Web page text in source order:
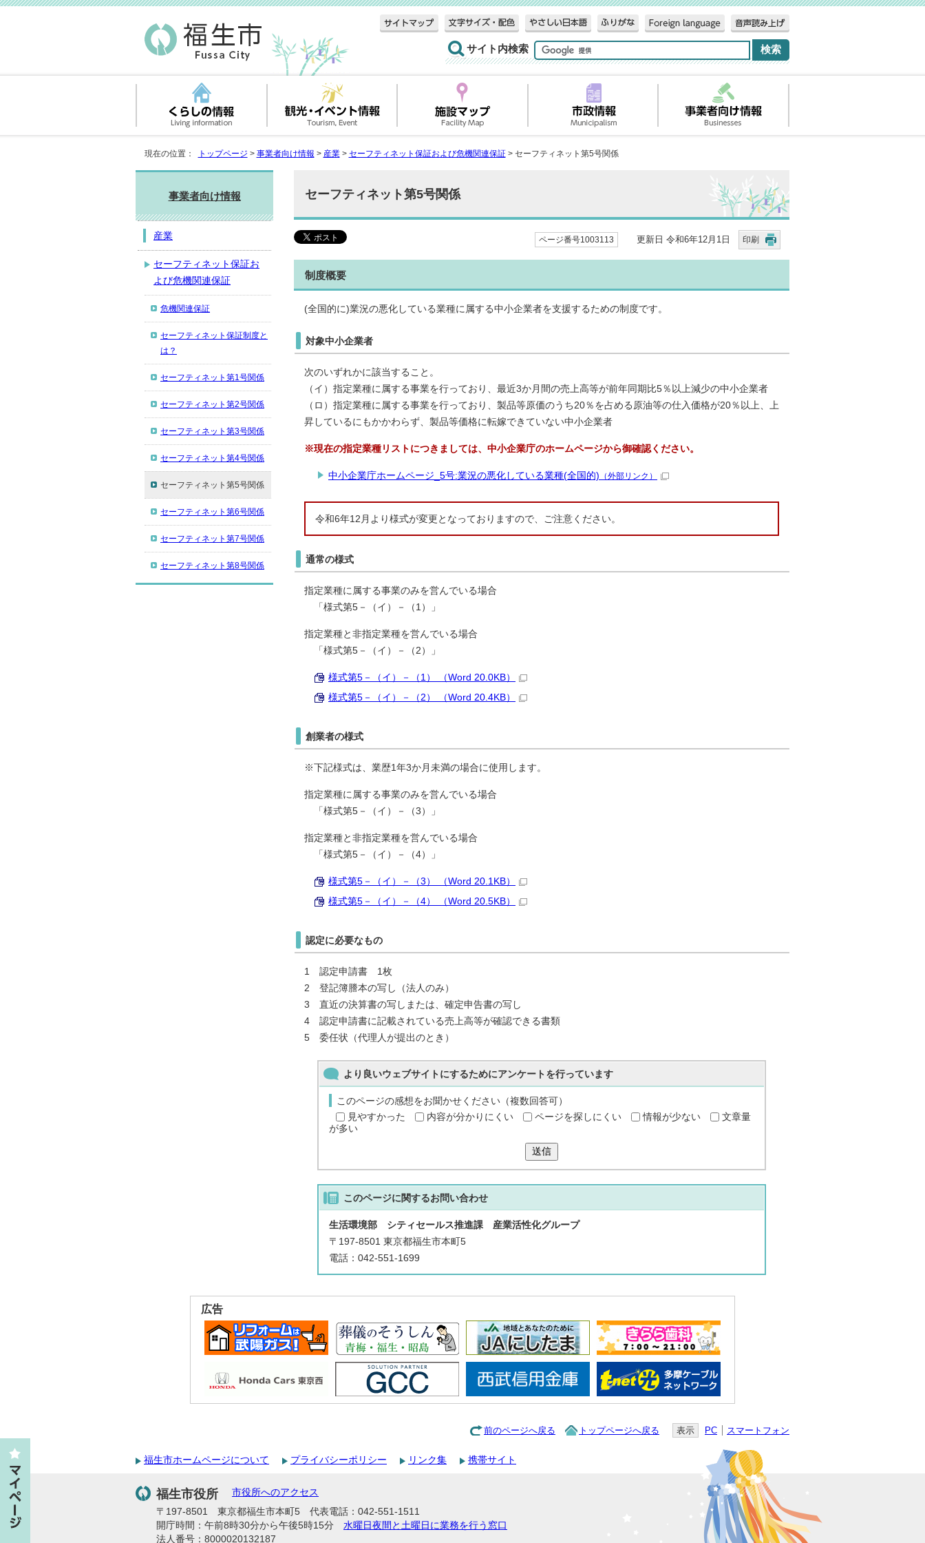
サイト内検索
現在の位置： トップページ > 事業者向け情報 > 産業> セーフティネット保証および危機関連保証> セーフティネット第5号関係
セーフティネット第5号関係
ページ番号1003113 更新日 令和6年12月1日 印刷
制度概要
(全国的に)業況の悪化している業種に属する中小企業者を支援するための制度です。
対象中小企業者
次のいずれかに該当すること。
（イ）指定業種に属する事業を行っており、最近3か月間の売上高等が前年同期比5％以上減少の中小企業者
（ロ）指定業種に属する事業を行っており、製品等原価のうち20％を占める原油等の仕入価格が20％以上、上
昇しているにもかかわらず、製品等価格に転嫁できていない中小企業者
※現在の指定業種リストにつきましては、中小企業庁のホームページから御確認ください。
中小企業庁ホームページ_5号:業況の悪化している業種(全国的) （外部リンク）
令和6年12月より様式が変更となっておりますので、ご注意ください。
通常の様式
指定業種に属する事業のみを営んでいる場合
「様式第5－（イ）－（1）」
指定業種と非指定業種を営んでいる場合
「様式第5－（イ）－（2）」
様式第5－（イ）－（1） （Word 20.0KB）
様式第5－（イ）－（2） （Word 20.4KB）
創業者の様式
※下記様式は、業歴1年3か月未満の場合に使用します。
指定業種に属する事業のみを営んでいる場合
「様式第5－（イ）－（3）」
指定業種と非指定業種を営んでいる場合
「様式第5－（イ）－（4）」
様式第5－（イ）－（3） （Word 20.1KB）
様式第5－（イ）－（4） （Word 20.5KB）
認定に必要なもの
1 認定申請書 1枚
2 登記簿謄本の写し（法人のみ）
3 直近の決算書の写しまたは、確定申告書の写し
4 認定申請書に記載されている売上高等が確認できる書類
5 委任状（代理人が提出のとき）
より良いウェブサイトにするためにアンケートを行っています
このページの感想をお聞かせください（複数回答可）
見やすかった
内容が分かりにくい ページを探しにくい 情報が少ない
文章量
が多い
送信
このページに関するお問い合わせ
生活環境部 シティセールス推進課 産業活性化グループ
〒197-8501 東京都福生市本町5
電話：042-551-1699
事業者向け情報
産業
セーフティネット保証お
よび危機関連保証
危機関連保証
セーフティネット保証制度と
は？
セーフティネット第1号関係
セーフティネット第2号関係
セーフティネット第3号関係
セーフティネット第4号関係
セーフティネット第5号関係
セーフティネット第6号関係
セーフティネット第7号関係
セーフティネット第8号関係
広告
前のページへ戻る トップページへ戻る 表示 PC スマートフォン
福生市ホームページについて プライバシーポリシー リンク集 携帯サイト
福生市役所
市役所へのアクセス
〒197-8501 東京都福生市本町5 代表電話：042-551-1511
開庁時間：午前8時30分から午後5時15分 水曜日夜間と土曜日に業務を行う窓口
法人番号：8000020132187